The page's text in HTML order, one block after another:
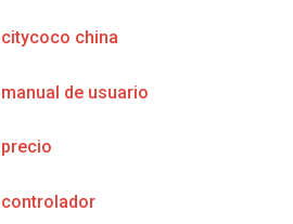
citycoco china
manual de usuario
precio
controlador